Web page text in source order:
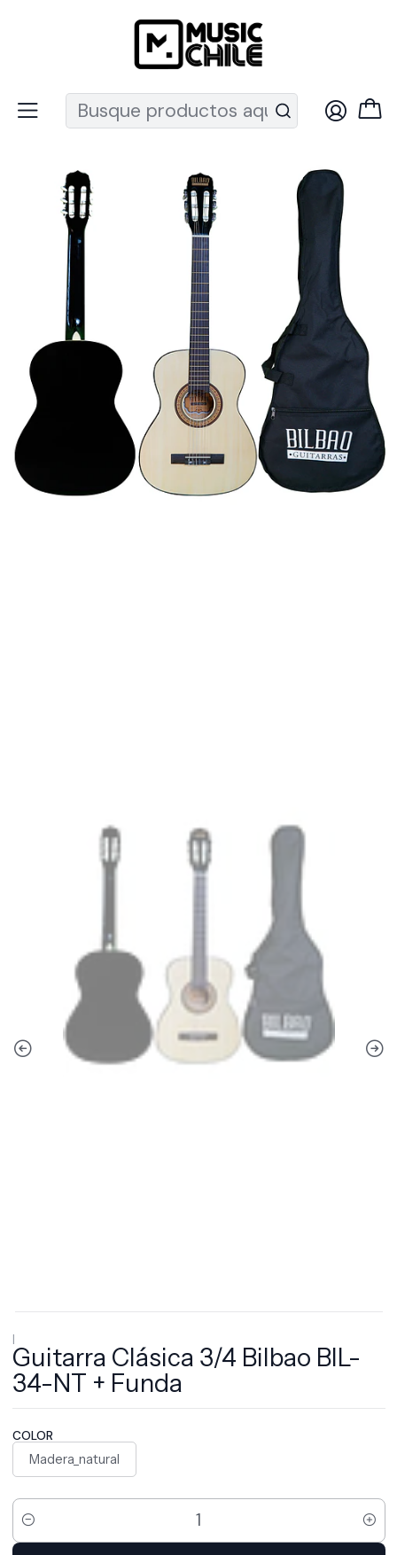
Recuerda que ahora nos puedes encontrar en el MUT
Instrumentos de Cuerda
Guitarra Clásica 3/4 Bilbao BIL-34-NT + Funda
|
Guitarra Clásica 3/4 Bilbao BIL-
34-NT + Funda
COLOR
Madera_natural
Cantidad